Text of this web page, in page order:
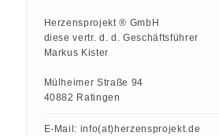
Herzensprojekt ® GmbH
diese vertr. d. d. Geschäftsführer
Markus Kister
Mülheimer Straße 94
40882 Ratingen
E-Mail: info(at)herzensprojekt.de